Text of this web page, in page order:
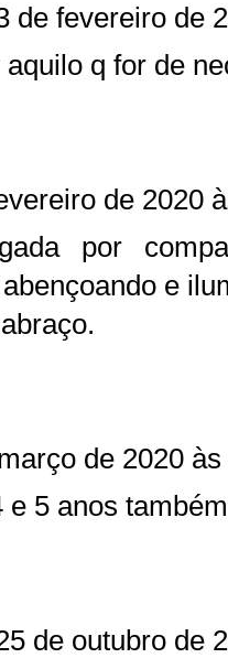
de fevereiro de
aquilo q for de
de 2020
por
e
de 2020
e 5 anos
de outubro de